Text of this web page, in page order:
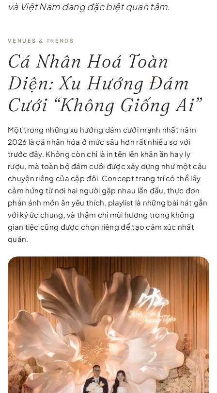
và Việt Nam đang đặc biệt quan tâm.
VENUES & TRENDS
Cá Nhân Hoá Toàn
Diện: Xu Hướng Đám
Cưới “Không Giống Ai”
Một trong những xu hướng đám cưới mạnh nhất năm
2026 là cá nhân hóa ở mức sâu hơn rất nhiều so với
trước đây. Không còn chỉ là in tên lên khăn ăn hay ly
rượu, mà toàn bộ đám cưới được xây dựng như một câu
chuyện riêng của cặp đôi. Concept trang trí có thể lấy
cảm hứng từ nơi hai người gặp nhau lần đầu, thực đơn
phản ánh món ăn yêu thích, playlist là những bài hát gắn
với ký ức chung, và thậm chí mùi hương trong không
gian tiệc cũng được chọn riêng để tạo cảm xúc nhất
quán.